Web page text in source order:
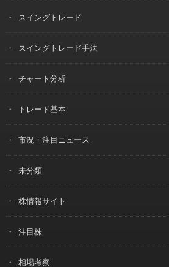
スイングトレード
スイングトレード手法
チャート分析
トレード基本
市況・注目ニュース
未分類
株情報サイト
注目株
相場考察